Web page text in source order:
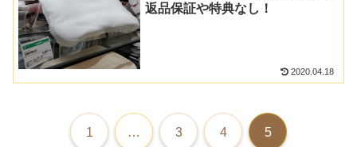
返品保証や特典なし！
2020.04.18
1 … 3 4 5